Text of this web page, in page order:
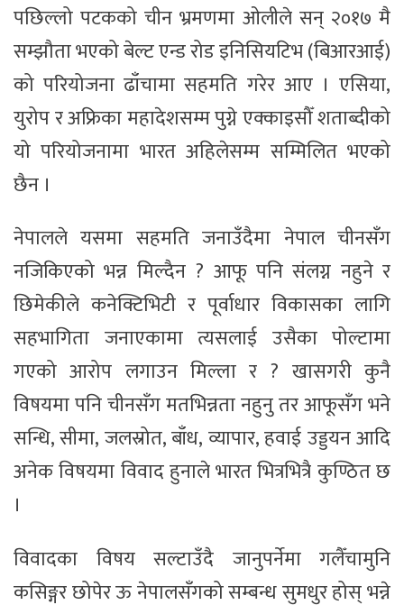
पछिल्लो पटकको चीन भ्रमणमा ओलीले सन् २०१७ मै
सम्झौता भएको बेल्ट एन्ड रोड इनिसियटिभ (बिआरआई)
को परियोजना ढाँचामा सहमति गरेर आए । एसिया,
युरोप र अफ्रिका महादेशसम्म पुग्ने एक्काइसौँ शताब्दीको
यो परियोजनामा भारत अहिलेसम्म सम्मिलित भएको
छैन ।
नेपालले यसमा सहमति जनाउँदैमा नेपाल चीनसँग
नजिकिएको भन्न मिल्दैन ? आफू पनि संलग्न नहुने र
छिमेकीले कनेक्टिभिटी र पूर्वाधार विकासका लागि
सहभागिता जनाएकामा त्यसलाई उसैका पोल्टामा
गएको आरोप लगाउन मिल्ला र ? खासगरी कुनै
विषयमा पनि चीनसँग मतभिन्नता नहुनु तर आफूसँग भने
सन्धि, सीमा, जलस्रोत, बाँध, व्यापार, हवाई उड्डयन आदि
अनेक विषयमा विवाद हुनाले भारत भित्रभित्रै कुण्ठित छ
।
विवादका विषय सल्टाउँदै जानुपर्नेमा गलैँचामुनि
कसिङ्गर छोपेर ऊ नेपालसँगको सम्बन्ध सुमधुर होस् भन्ने